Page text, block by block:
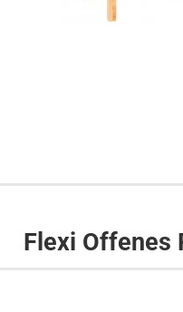
Flexi Offenes